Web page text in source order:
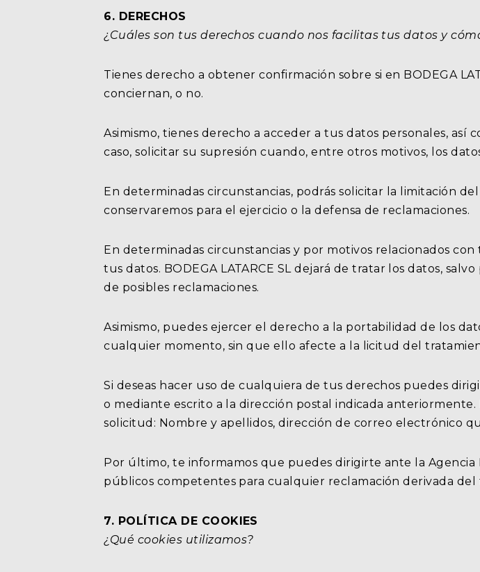
6. DERECHOS
¿Cuáles son tus derechos cuando nos facilitas tus datos y
Tienes derecho a obtener confirmación sobre si en BODEGA
conciernan, o no.
Asimismo, tienes derecho a acceder a tus datos personales, así
caso, solicitar su supresión cuando, entre otros motivos, los
En determinadas circunstancias, podrás solicitar la limitación
conservaremos para el ejercicio o la defensa de reclamaciones.
En determinadas circunstancias y por motivos relacionados
tus datos. BODEGA LATARCE SL dejará de tratar los datos,
de posibles reclamaciones.
Asimismo, puedes ejercer el derecho a la portabilidad de los
cualquier momento, sin que ello afecte a la licitud del
Si deseas hacer uso de cualquiera de tus derechos puedes
o mediante escrito a la dirección postal indicada
solicitud: Nombre y apellidos, dirección de correo electrónico
Por último, te informamos que puedes dirigirte ante la Agencia
públicos competentes para cualquier reclamación derivada
7. POLÍTICA DE COOKIES
¿Qué cookies utilizamos?